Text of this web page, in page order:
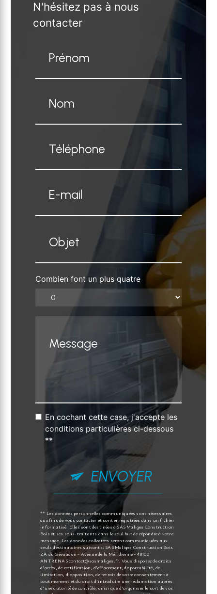
N'hésitez pas à nous
contacter
Combien font un plus quatre
En cochant cette case, j'accepte les
conditions particulières ci-dessous
**
ENVOYER
** Les données personnelles communiquées sont nécessaires
aux fins de vous contacter et sont enregistrées dans un fichier
informatisé. Elles sont destinées à SAS Maliges Construction
Bois et ses sous-traitants dans le seul but de répondre à votre
message. Les données collectées seront communiquées aux
seuls destinataires suivants: SAS Maliges Construction Bois
ZA du Gévaudan - Avenue de la Méridienne - 48100
ANTRENAS contact@sasmaliges.fr. Vous disposez de droits
d’accès, de rectification, d’effacement, de portabilité, de
limitation, d’opposition, de retrait de votre consentement à
tout moment et du droit d’introduire une réclamation auprès
d’une autorité de contrôle, ainsi que d’organiser le sort de vos